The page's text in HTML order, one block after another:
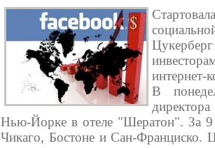
интернет-
В
Нью-Йорке в отеле "Шератон". За 9
Чикаго, Бостоне и Сан-Франциско.